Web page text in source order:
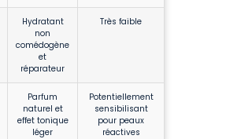
Hydratant
non
comédogène
et
réparateur
Très faible
Parfum
naturel et
effet tonique
léger
Potentiellement
sensibilisant
pour peaux
réactives